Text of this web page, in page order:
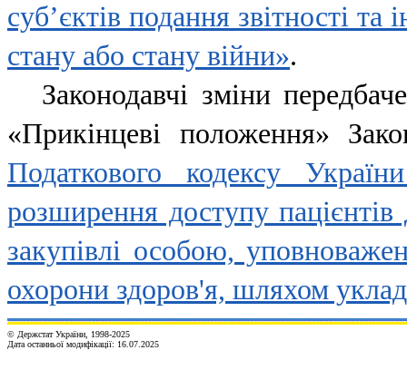
суб’єктів подання звітності
стану або стану війни».
Законодавчі зміни
«Прикінцеві положення»
Податкового кодексу
розширення доступу
закупівлі особою,
охорони здоров'я, шляхом
© Держстат України, 1998-2025
Дата останньої модифікації: 16.07.2025